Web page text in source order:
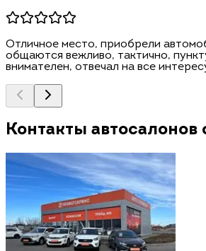
Отличное место, приобрели
общаются вежливо, тактично,
внимателен, отвечал на все
Контакты автосалонов